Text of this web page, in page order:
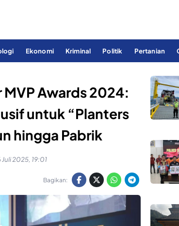
Ekonomi Kriminal Politik Pertanian
MVP Awards 2024:
untuk “Planters
hingga Pabrik
Juli 2025, 19:01
Bagikan: